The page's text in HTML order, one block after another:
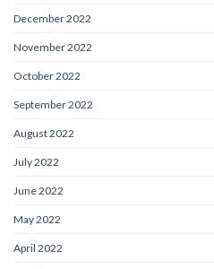
December 2022
November 2022
October 2022
September 2022
August 2022
July 2022
June 2022
May 2022
April 2022